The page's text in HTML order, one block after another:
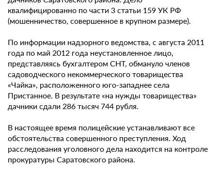
квалифицированно по части 3 статьи 159 УК РФ
(мошенничество, совершенное в крупном размере).
По информации надзорного ведомства, с августа 2011
года по май 2012 года неустановленное лицо,
представляясь бухгалтером СНТ, обмануло членов
садоводческого некоммерческого товарищества
«Чайка», расположенного юго-западнее села
Пристанное. В результате «на нужды товарищества»
дачники сдали 286 тысяч 744 рубля.
В настоящее время полицейские устанавливают все
обстоятельства совершенного преступления. Ход
расследования уголовного дела находится на контроле
прокуратуры Саратовского района.